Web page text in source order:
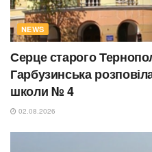
NEWS
Серце старого
Гарбузинська
школи № 4
02.08.2026